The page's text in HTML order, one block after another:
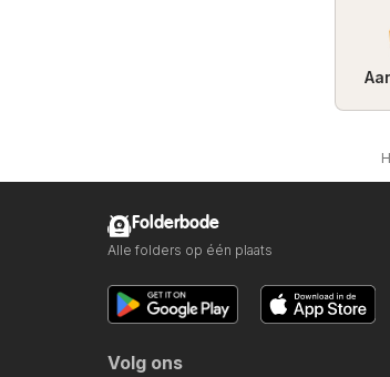
Folderbode
Alle folders op één plaats
Volg ons